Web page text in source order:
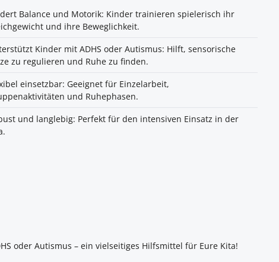
Balance und Motorik: Kinder trainieren spielerisch ihr
und ihre Beweglichkeit.
Kinder mit ADHS oder Autismus: Hilft, sensorische
zu regulieren und Ruhe zu finden.
einsetzbar: Geeignet für Einzelarbeit,
und Ruhephasen.
und langlebig: Perfekt für den intensiven Einsatz in der
oder Autismus – ein vielseitiges Hilfsmittel für Eure Kita!